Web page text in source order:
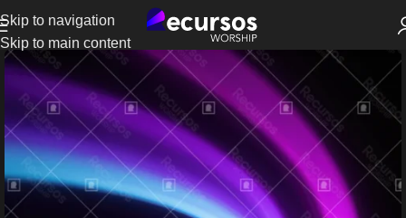
Skip to navigation
Skip to main content